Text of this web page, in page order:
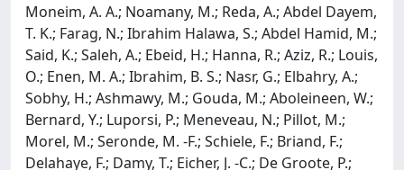
Moneim, A. A.; Noamany, M.; Reda, A.; Abdel Dayem,
T. K.; Farag, N.; Ibrahim Halawa, S.; Abdel Hamid, M.;
Said, K.; Saleh, A.; Ebeid, H.; Hanna, R.; Aziz, R.; Louis,
O.; Enen, M. A.; Ibrahim, B. S.; Nasr, G.; Elbahry, A.;
Sobhy, H.; Ashmawy, M.; Gouda, M.; Aboleineen, W.;
Bernard, Y.; Luporsi, P.; Meneveau, N.; Pillot, M.;
Morel, M.; Seronde, M. -F.; Schiele, F.; Briand, F.;
Delahaye, F.; Damy, T.; Eicher, J. -C.; De Groote, P.;